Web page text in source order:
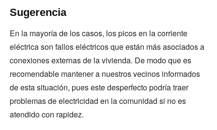
Sugerencia
En la mayoría de los casos, los picos en la corriente
eléctrica son fallos eléctricos que están más asociados a
conexiones externas de la vivienda. De modo que es
recomendable mantener a nuestros vecinos informados
de esta situación, pues este desperfecto podría traer
problemas de electricidad en la comunidad si no es
atendido con rapidez.